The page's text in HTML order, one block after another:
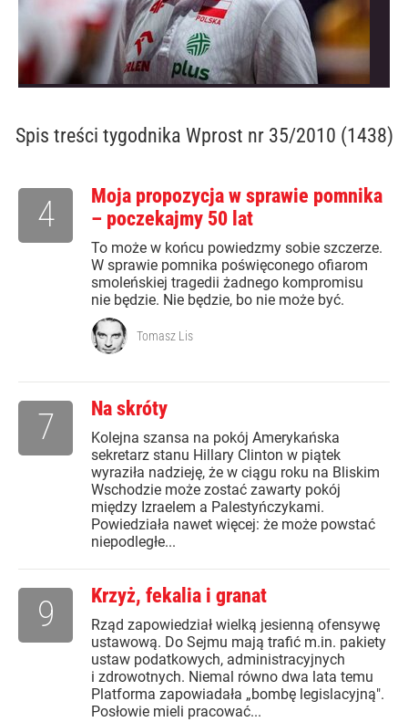
Spis treści tygodnika Wprost nr 35/2010 (1438)
Moja propozycja w sprawie pomnika
– poczekajmy 50 lat
To może w końcu powiedzmy sobie szczerze.
W sprawie pomnika poświęconego ofiarom
smoleńskiej tragedii żadnego kompromisu
nie będzie. Nie będzie, bo nie może być.
4
Tomasz Lis
Na skróty
Kolejna szansa na pokój Amerykańska
sekretarz stanu Hillary Clinton w piątek
wyraziła nadzieję, że w ciągu roku na Bliskim
Wschodzie może zostać zawarty pokój
między Izraelem a Palestyńczykami.
Powiedziała nawet więcej: że może powstać
niepodległe...
7
Krzyż, fekalia i granat
Rząd zapowiedział wielką jesienną ofensywę
ustawową. Do Sejmu mają trafić m.in. pakiety
ustaw podatkowych, administracyjnych
i zdrowotnych. Niemal równo dwa lata temu
Platforma zapowiadała „bombę legislacyjną".
Posłowie mieli pracować...
9